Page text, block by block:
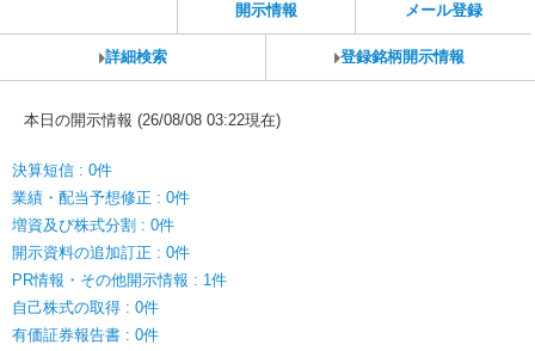
開示情報
メール登録
詳細検索 登録銘柄開示情報
本日の開示情報 (26/08/08 03:22現在)
決算短信 : 0件
業績・配当予想修正 : 0件
増資及び株式分割 : 0件
開示資料の追加訂正 : 0件
PR情報・その他開示情報 : 1件
自己株式の取得 : 0件
有価証券報告書 : 0件